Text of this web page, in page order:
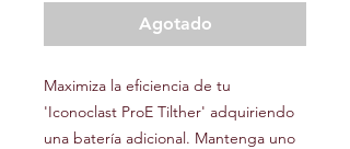
Agotado
Maximiza la eficiencia de tu
'Iconoclast ProE Tilther' adquiriendo
una batería adicional. Mantenga uno